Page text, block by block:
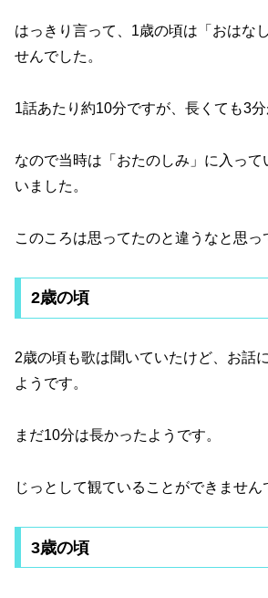
はっきり言って、1歳の頃は「おはな
せんでした。
1話あたり約10分ですが、長くても3分
なので当時は「おたのしみ」に入って
いました。
このころは思ってたのと違うなと思っ
2歳の頃
2歳の頃も歌は聞いていたけど、お話
ようです。
まだ10分は長かったようです。
じっとして観ていることができません
3歳の頃